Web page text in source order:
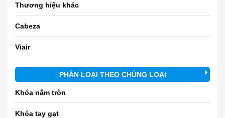
Thương hiệu khác
Cabeza
Viair
PHÂN LOẠI THEO CHỦNG LOẠI
Khóa nắm tròn
Khóa tay gạt